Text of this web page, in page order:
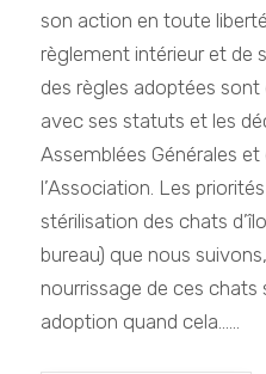
son action en toute
règlement intérieur et de
des règles adoptées
avec ses statuts et les
Assemblées Générales
l’Association. Les
stérilisation des chats
bureau) que nous
nourrissage de ces chats
adoption quand cela......